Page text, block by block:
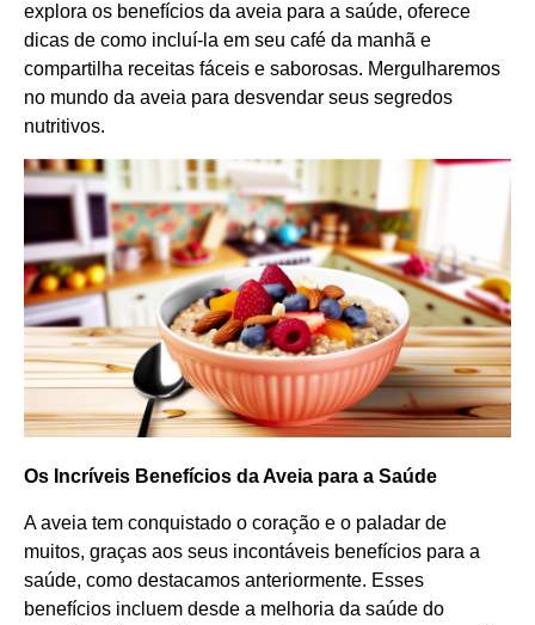
explora os benefícios da aveia para a saúde, oferece
dicas de como incluí-la em seu café da manhã e
compartilha receitas fáceis e saborosas. Mergulharemos
no mundo da aveia para desvendar seus segredos
nutritivos.
Os Incríveis Benefícios da Aveia para a Saúde
A aveia tem conquistado o coração e o paladar de
muitos, graças aos seus incontáveis benefícios para a
saúde, como destacamos anteriormente. Esses
benefícios incluem desde a melhoria da saúde do